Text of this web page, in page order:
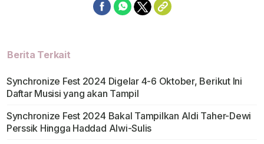
Berita Terkait
Synchronize Fest 2024 Digelar 4-6 Oktober, Berikut Ini
Daftar Musisi yang akan Tampil
Synchronize Fest 2024 Bakal Tampilkan Aldi Taher-Dewi
Perssik Hingga Haddad Alwi-Sulis